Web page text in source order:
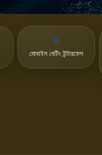
মোবাইল বেটিং ইন্টারফেস